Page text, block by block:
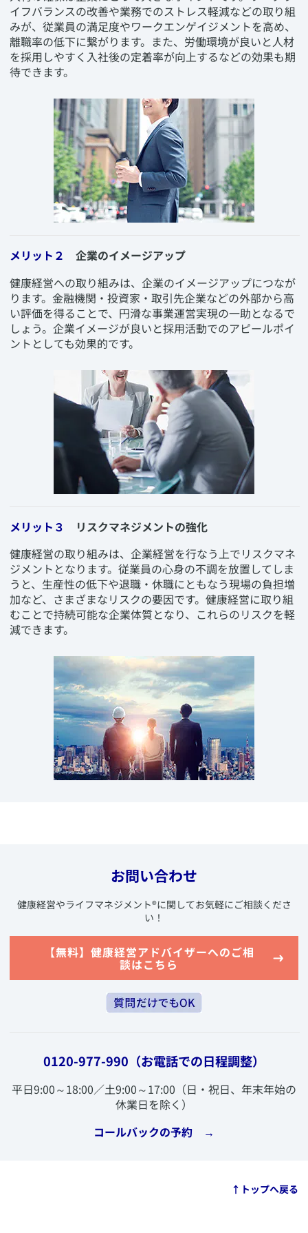
イフバランスの改善や業務でのストレス軽減などの取り組
みが、従業員の満足度やワークエンゲイジメントを高め、
離職率の低下に繋がります。また、労働環境が良いと人材
を採用しやすく入社後の定着率が向上するなどの効果も期
待できます。
メリット２
企業のイメージアップ
​健康経営への取り組みは、企業のイメージアップにつなが
ります。金融機関・投資家・取引先企業などの外部から高
い評価を得ることで、円滑な事業運営実現の一助となるで
しょう。企業イメージが良いと採用活動でのアピールポイ
ントとしても効果的です。
メリット３
リスクマネジメントの強化
​健康経営の取り組みは、企業経営を行なう上でリスクマネ
ジメントとなります。従業員の心身の不調を放置してしま
うと、生産性の低下や退職・休職にともなう現場の負担増
加など、さまざまなリスクの要因です。健康経営に取り組
むことで持続可能な企業体質となり、これらのリスクを軽
減できます。
お問い合わせ
​健康経営やライフマネジメント®に関してお気軽にご相談くださ
い！
​【無料】健康経営アドバイザーへのご相
談はこちら
0120-977-990 （お電話での日程調整）
​平日9:00～18:00／土9:00～17:00（日・祝日、年末年始の
休業日を除く）
​コールバックの予約 →
​↑トップへ戻る